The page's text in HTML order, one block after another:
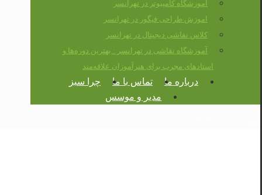
آموزشگاه کامپیوتر در تهرانسر
اموزش طراحی فیگور در تهرانسر
کلاس نقاشی دیجیتال در تهرانسر
آموزشگاه نقاشی در تهرانسر : بهترین دوره‌ها و
استادهای مجرب برای هنرآموزان علاقه‌مند
درباره ما تماس با ما
چرا سبز
مدیر و موسس